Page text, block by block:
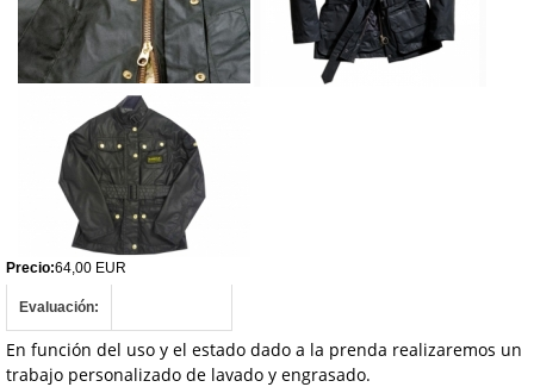
Precio:64,00 EUR
Evaluación:
En función del uso y el estado dado a la prenda realizaremos un
trabajo personalizado de lavado y engrasado.